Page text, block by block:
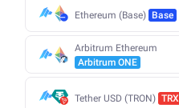
Ethereum (Base) Base
Arbitrum Ethereum
Arbitrum ONE
Tether USD (TRON) TRX